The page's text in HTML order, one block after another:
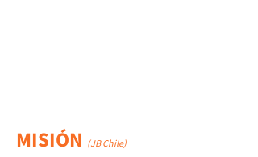
MISIÓN (JB Chile)